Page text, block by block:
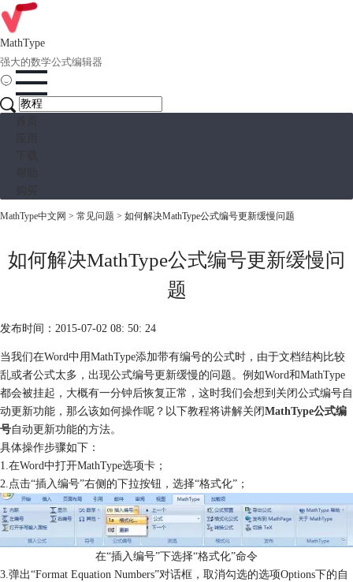
MathType
强大的数学公式编辑器
MathType中文网 > 常见问题 > 如何解决MathType公式编号更新缓慢问题
如何解决MathType公式编号更新缓慢问
题
发布时间：2015-07-02 08: 50: 24
当我们在Word中用MathType添加带有编号的公式时，由于文档结构比较
乱或者公式太多，出现公式编号更新缓慢的问题。例如Word和MathType
都会被挂起，大概有一分钟后恢复正常，这时我们会想到关闭公式编号自
动更新功能，那么该如何操作呢？以下教程将讲解关闭MathType公式编
号自动更新功能的方法。
具体操作步骤如下：
1.在Word中打开MathType选项卡；
2.点击“插入编号”右侧的下拉按钮，选择“格式化”；
在“插入编号”下选择“格式化”命令
3.弹出“Format Equation Numbers”对话框，取消勾选的选项Options下的自